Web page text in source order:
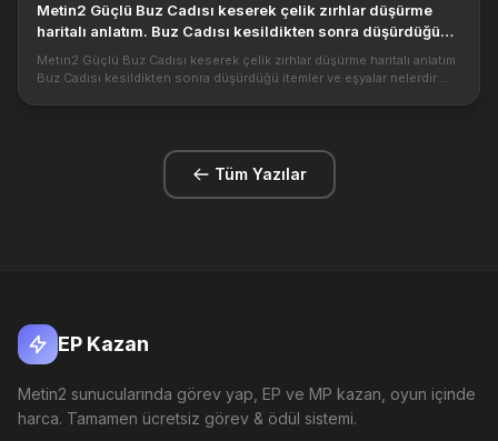
Metin2 Güçlü Buz Cadısı keserek çelik zırhlar düşürme
haritalı anlatım. Buz Cadısı kesildikten sonra düşürdüğü
itemler ve eşyalar nelerdir.
Metin2 Güçlü Buz Cadısı keserek çelik zırhlar düşürme haritalı anlatım.
Buz Cadısı kesildikten sonra düşürdüğü itemler ve eşyalar nelerdir.
Tüm Yazılar
EP Kazan
Metin2 sunucularında görev yap, EP ve MP kazan, oyun içinde
harca. Tamamen ücretsiz görev & ödül sistemi.